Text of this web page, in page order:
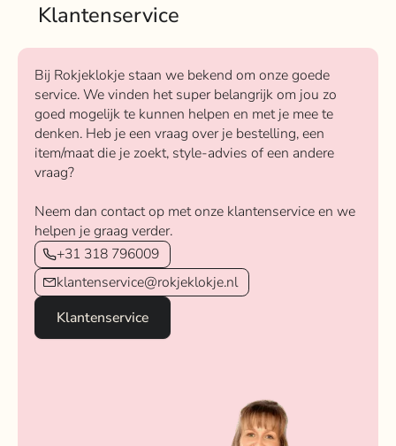
Klantenservice
Bij Rokjeklokje staan we bekend om onze goede
service. We vinden het super belangrijk om jou zo
goed mogelijk te kunnen helpen en met je mee te
denken. Heb je een vraag over je bestelling, een
item/maat die je zoekt, style-advies of een andere
vraag?
Neem dan contact op met onze klantenservice en we
helpen je graag verder.
+31 318 796009
klantenservice@rokjeklokje.nl
Klantenservice